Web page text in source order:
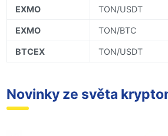
EXMO TON/USDT
EXMO TON/BTC
BTCEX TON/USDT
Novinky ze světa